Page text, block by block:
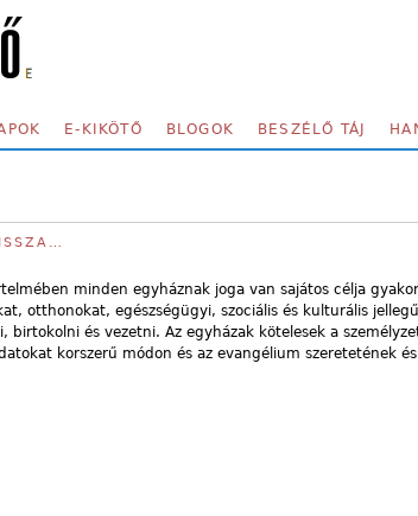
E-KIKÖTŐ BLOGOK BESZÉLŐ TÁJ
minden egyháznak joga van sajátos célja
otthonokat, egészségügyi, szociális és kulturális
birtokolni és vezetni. Az egyházak kötelesek a
korszerű módon és az evangélium szeretetének